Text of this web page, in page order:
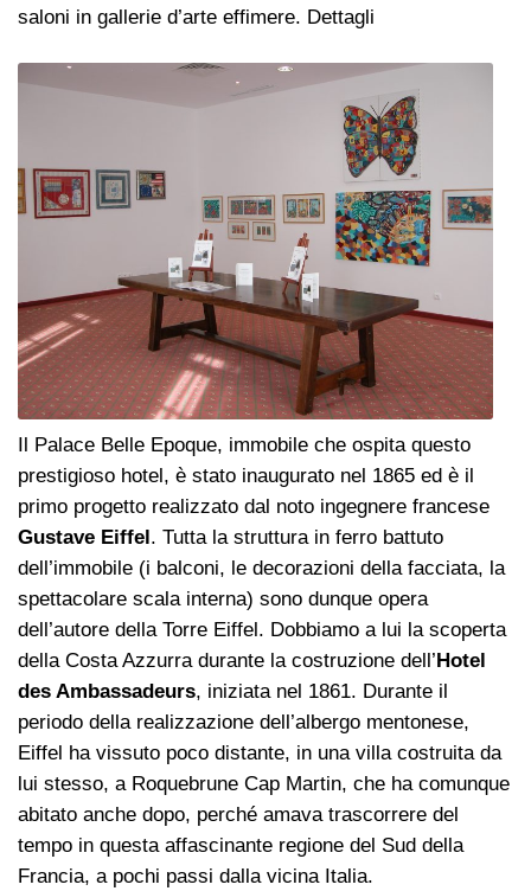
saloni in gallerie d’arte effimere. Dettagli
Il Palace Belle Epoque, immobile che ospita questo
prestigioso hotel, è stato inaugurato nel 1865 ed è il
primo progetto realizzato dal noto ingegnere francese
Gustave Eiffel. Tutta la struttura in ferro battuto
dell’immobile (i balconi, le decorazioni della facciata, la
spettacolare scala interna) sono dunque opera
dell’autore della Torre Eiffel. Dobbiamo a lui la scoperta
della Costa Azzurra durante la costruzione dell’Hotel
des Ambassadeurs, iniziata nel 1861. Durante il
periodo della realizzazione dell’albergo mentonese,
Eiffel ha vissuto poco distante, in una villa costruita da
lui stesso, a Roquebrune Cap Martin, che ha comunque
abitato anche dopo, perché amava trascorrere del
tempo in questa affascinante regione del Sud della
Francia, a pochi passi dalla vicina Italia.